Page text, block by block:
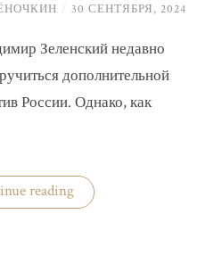
/ 30 СЕНТЯБРЯ, 2024
Зеленский недавно
дополнительной
России. Однако, как
reading«Анализ
визита